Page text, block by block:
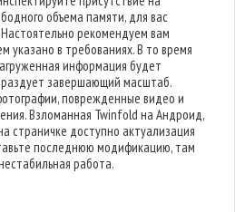
объема памяти, для вас
рекомендуем вам
указано в требованиях. В то время
информация будет
раздует завершающий масштаб.
поврежденные видео и
Взломанная Twinfold на Андроид,
страничке доступно актуализация
последнюю модификацию, там
работа.